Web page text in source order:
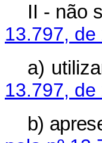
II - não
13.797, de
a)
13.797, de
b)